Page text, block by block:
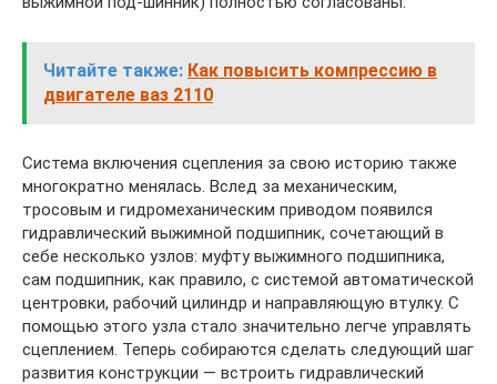
Читайте также: Как повысить компрессию в
двигателе ваз 2110
Система включения сцепления за свою историю также
многократно менялась. Вслед за механическим,
тросовым и гидромеханическим приводом появился
гидравлический выжимной подшипник, сочетающий в
себе несколько узлов: муфту выжимного подшипника,
сам подшипник, как правило, с системой автоматической
центровки, рабочий цилиндр и направляющую втулку. С
помощью этого узла стало значительно легче управлять
сцеплением. Теперь собираются сделать следующий шаг
развития конструкции — встроить гидравлический